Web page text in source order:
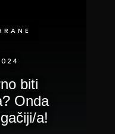
biti
Onda
a!